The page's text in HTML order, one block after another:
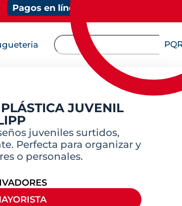
Pagos en línea
JUVENIL
juveniles surtidos,
Perfecta para organizar y
o personales.